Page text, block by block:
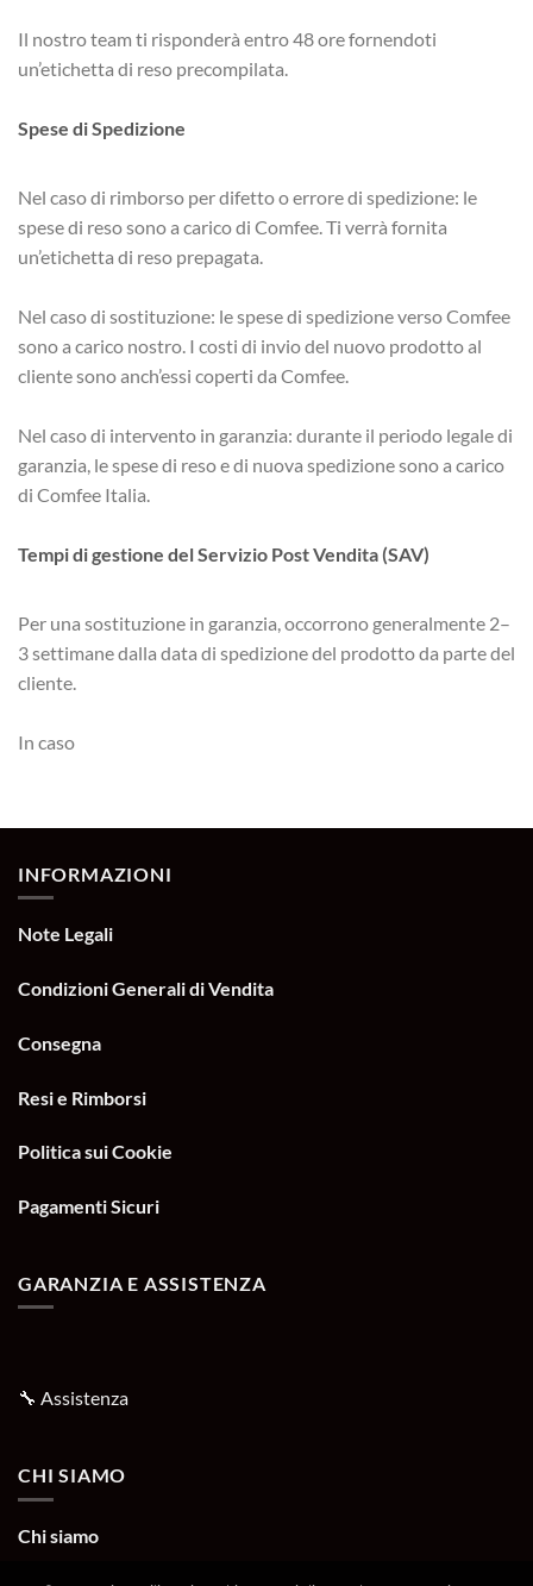
Il nostro team ti risponderà entro 48 ore fornendoti
un’etichetta di reso precompilata.
Spese di Spedizione
Nel caso di rimborso per difetto o errore di spedizione: le
spese di reso sono a carico di Comfee. Ti verrà fornita
un’etichetta di reso prepagata.
Nel caso di sostituzione: le spese di spedizione verso Comfee
sono a carico nostro. I costi di invio del nuovo prodotto al
cliente sono anch’essi coperti da Comfee.
Nel caso di intervento in garanzia: durante il periodo legale di
garanzia, le spese di reso e di nuova spedizione sono a carico
di Comfee Italia.
Tempi di gestione del Servizio Post Vendita (SAV)
Per una sostituzione in garanzia, occorrono generalmente 2–
3 settimane dalla data di spedizione del prodotto da parte del
cliente.
In caso
INFORMAZIONI
Note Legali
Condizioni Generali di Vendita
Consegna
Resi e Rimborsi
Politica sui Cookie
Pagamenti Sicuri
GARANZIA E ASSISTENZA
🔧 Assistenza
CHI SIAMO
Chi siamo